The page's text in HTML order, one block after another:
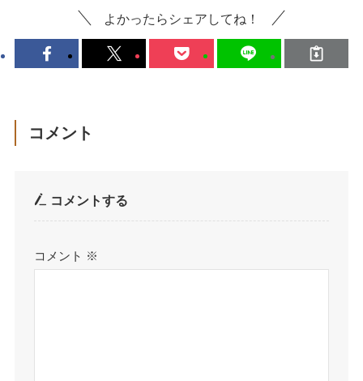
よかったらシェアしてね！
コメント
コメントする
コメント ※